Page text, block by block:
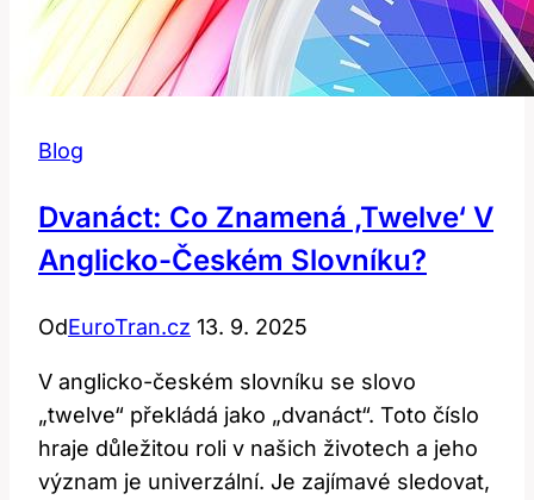
Blog
Dvanáct: Co Znamená ‚twelve‘ V
Anglicko-Českém Slovníku?
OdEuroTran.cz 13. 9. 2025
V anglicko-českém slovníku se slovo
„twelve“ překládá jako „dvanáct“. Toto číslo
hraje důležitou roli v našich životech a jeho
význam je univerzální. Je zajímavé sledovat,